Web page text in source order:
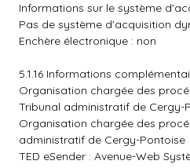
Informations sur le système
Pas de système d'acquisition
Enchère électronique : non
5.1.16 Informations
Organisation chargée des
Tribunal administratif de Cergy-
Organisation chargée des
administratif de Cergy-Pontoise
TED eSender : Avenue-Web